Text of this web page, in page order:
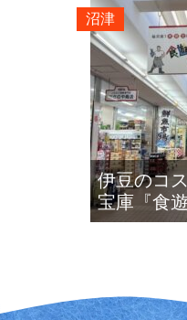
伊豆のコ
宝庫『食
沼津